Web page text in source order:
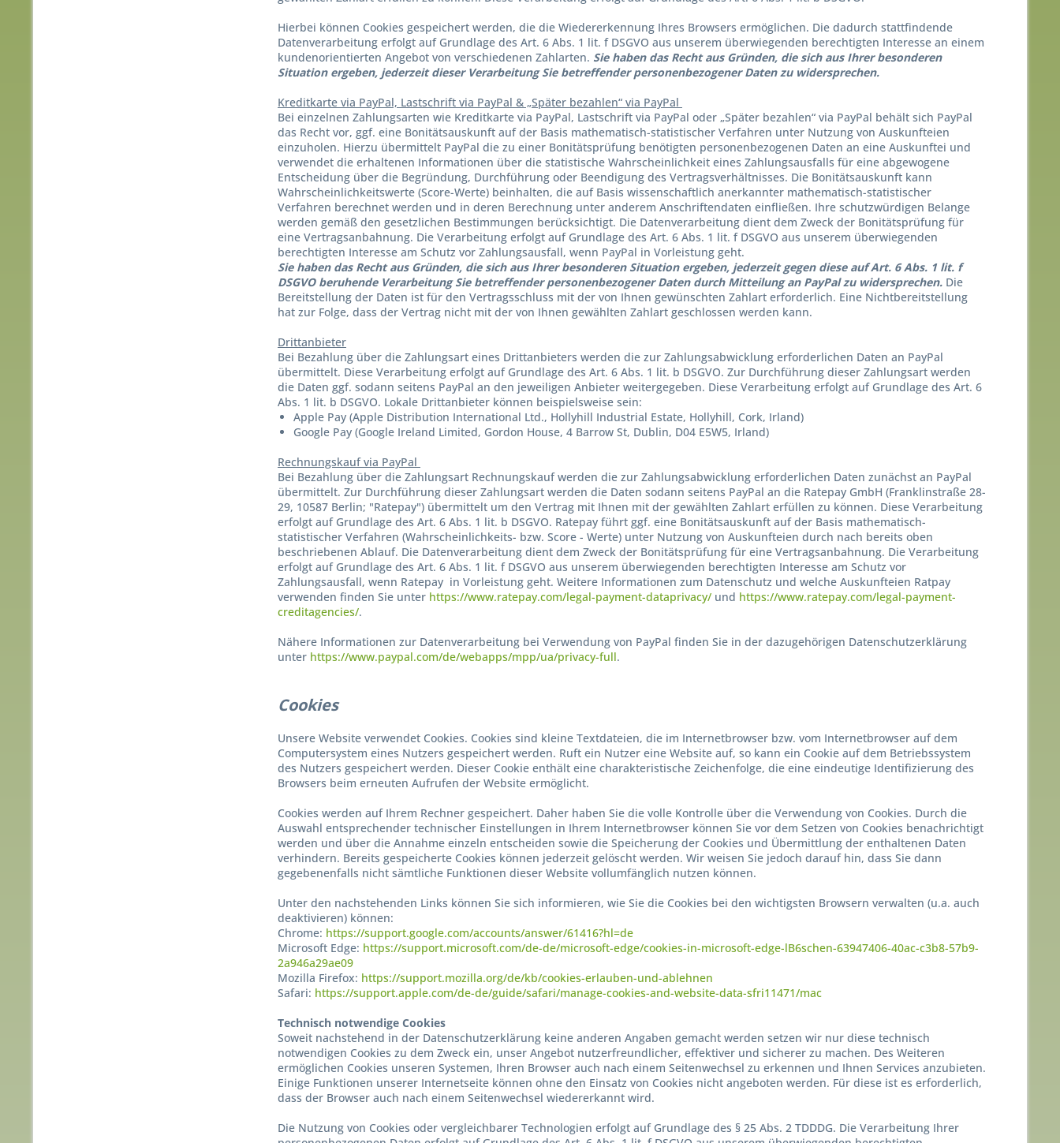
Hierbei können Cookies gespeichert werden, die die Wiedererkennung Ihres Browsers ermöglichen. Die dadurch stattfindende
Datenverarbeitung erfolgt auf Grundlage des Art. 6 Abs. 1 lit. f DSGVO aus unserem überwiegenden berechtigten Interesse an einem
kundenorientierten Angebot von verschiedenen Zahlarten. Sie haben das Recht aus Gründen, die sich aus Ihrer besonderen
Situation ergeben, jederzeit dieser Verarbeitung Sie betreffender personenbezogener Daten zu widersprechen.
Kreditkarte via PayPal, Lastschrift via PayPal & „Später bezahlen“ via PayPal
Bei einzelnen Zahlungsarten wie Kreditkarte via PayPal, Lastschrift via PayPal oder „Später bezahlen“ via PayPal behält sich PayPal
das Recht vor, ggf. eine Bonitätsauskunft auf der Basis mathematisch-statistischer Verfahren unter Nutzung von Auskunfteien
einzuholen. Hierzu übermittelt PayPal die zu einer Bonitätsprüfung benötigten personenbezogenen Daten an eine Auskunftei und
verwendet die erhaltenen Informationen über die statistische Wahrscheinlichkeit eines Zahlungsausfalls für eine abgewogene
Entscheidung über die Begründung, Durchführung oder Beendigung des Vertragsverhältnisses. Die Bonitätsauskunft kann
Wahrscheinlichkeitswerte (Score-Werte) beinhalten, die auf Basis wissenschaftlich anerkannter mathematisch-statistischer
Verfahren berechnet werden und in deren Berechnung unter anderem Anschriftendaten einfließen. Ihre schutzwürdigen Belange
werden gemäß den gesetzlichen Bestimmungen berücksichtigt. Die Datenverarbeitung dient dem Zweck der Bonitätsprüfung für
eine Vertragsanbahnung. Die Verarbeitung erfolgt auf Grundlage des Art. 6 Abs. 1 lit. f DSGVO aus unserem überwiegenden
berechtigten Interesse am Schutz vor Zahlungsausfall, wenn PayPal in Vorleistung geht.
Sie haben das Recht aus Gründen, die sich aus Ihrer besonderen Situation ergeben, jederzeit gegen diese auf Art. 6 Abs. 1 lit. f
DSGVO beruhende Verarbeitung Sie betreffender personenbezogener Daten durch Mitteilung an PayPal zu widersprechen. Die
Bereitstellung der Daten ist für den Vertragsschluss mit der von Ihnen gewünschten Zahlart erforderlich. Eine Nichtbereitstellung
hat zur Folge, dass der Vertrag nicht mit der von Ihnen gewählten Zahlart geschlossen werden kann.
Drittanbieter
Bei Bezahlung über die Zahlungsart eines Drittanbieters werden die zur Zahlungsabwicklung erforderlichen Daten an PayPal
übermittelt. Diese Verarbeitung erfolgt auf Grundlage des Art. 6 Abs. 1 lit. b DSGVO. Zur Durchführung dieser Zahlungsart werden
die Daten ggf. sodann seitens PayPal an den jeweiligen Anbieter weitergegeben. Diese Verarbeitung erfolgt auf Grundlage des Art. 6
Abs. 1 lit. b DSGVO. Lokale Drittanbieter können beispielsweise sein:
Apple Pay (Apple Distribution International Ltd., Hollyhill Industrial Estate, Hollyhill, Cork, Irland)
Google Pay (Google Ireland Limited, Gordon House, 4 Barrow St, Dublin, D04 E5W5, Irland)
Rechnungskauf via PayPal
Bei Bezahlung über die Zahlungsart Rechnungskauf werden die zur Zahlungsabwicklung erforderlichen Daten zunächst an PayPal
übermittelt. Zur Durchführung dieser Zahlungsart werden die Daten sodann seitens PayPal an die Ratepay GmbH (Franklinstraße 28-
29, 10587 Berlin; "Ratepay") übermittelt um den Vertrag mit Ihnen mit der gewählten Zahlart erfüllen zu können. Diese Verarbeitung
erfolgt auf Grundlage des Art. 6 Abs. 1 lit. b DSGVO. Ratepay führt ggf. eine Bonitätsauskunft auf der Basis mathematisch-
statistischer Verfahren (Wahrscheinlichkeits- bzw. Score - Werte) unter Nutzung von Auskunfteien durch nach bereits oben
beschriebenen Ablauf. Die Datenverarbeitung dient dem Zweck der Bonitätsprüfung für eine Vertragsanbahnung. Die Verarbeitung
erfolgt auf Grundlage des Art. 6 Abs. 1 lit. f DSGVO aus unserem überwiegenden berechtigten Interesse am Schutz vor
Zahlungsausfall, wenn Ratepay in Vorleistung geht. Weitere Informationen zum Datenschutz und welche Auskunfteien Ratpay
verwenden finden Sie unter https://www.ratepay.com/legal-payment-dataprivacy/ und https://www.ratepay.com/legal-payment-
creditagencies/.
Nähere Informationen zur Datenverarbeitung bei Verwendung von PayPal finden Sie in der dazugehörigen Datenschutzerklärung
unter https://www.paypal.com/de/webapps/mpp/ua/privacy-full.
Cookies
Unsere Website verwendet Cookies. Cookies sind kleine Textdateien, die im Internetbrowser bzw. vom Internetbrowser auf dem
Computersystem eines Nutzers gespeichert werden. Ruft ein Nutzer eine Website auf, so kann ein Cookie auf dem Betriebssystem
des Nutzers gespeichert werden. Dieser Cookie enthält eine charakteristische Zeichenfolge, die eine eindeutige Identifizierung des
Browsers beim erneuten Aufrufen der Website ermöglicht.
Cookies werden auf Ihrem Rechner gespeichert. Daher haben Sie die volle Kontrolle über die Verwendung von Cookies. Durch die
Auswahl entsprechender technischer Einstellungen in Ihrem Internetbrowser können Sie vor dem Setzen von Cookies benachrichtigt
werden und über die Annahme einzeln entscheiden sowie die Speicherung der Cookies und Übermittlung der enthaltenen Daten
verhindern. Bereits gespeicherte Cookies können jederzeit gelöscht werden. Wir weisen Sie jedoch darauf hin, dass Sie dann
gegebenenfalls nicht sämtliche Funktionen dieser Website vollumfänglich nutzen können.
Unter den nachstehenden Links können Sie sich informieren, wie Sie die Cookies bei den wichtigsten Browsern verwalten (u.a. auch
deaktivieren) können:
Chrome: https://support.google.com/accounts/answer/61416?hl=de
Microsoft Edge: https://support.microsoft.com/de-de/microsoft-edge/cookies-in-microsoft-edge-lB6schen-63947406-40ac-c3b8-57b9-
2a946a29ae09
Mozilla Firefox: https://support.mozilla.org/de/kb/cookies-erlauben-und-ablehnen
Safari: https://support.apple.com/de-de/guide/safari/manage-cookies-and-website-data-sfri11471/mac
Technisch notwendige Cookies
Soweit nachstehend in der Datenschutzerklärung keine anderen Angaben gemacht werden setzen wir nur diese technisch
notwendigen Cookies zu dem Zweck ein, unser Angebot nutzerfreundlicher, effektiver und sicherer zu machen. Des Weiteren
ermöglichen Cookies unseren Systemen, Ihren Browser auch nach einem Seitenwechsel zu erkennen und Ihnen Services anzubieten.
Einige Funktionen unserer Internetseite können ohne den Einsatz von Cookies nicht angeboten werden. Für diese ist es erforderlich,
dass der Browser auch nach einem Seitenwechsel wiedererkannt wird.
Die Nutzung von Cookies oder vergleichbarer Technologien erfolgt auf Grundlage des § 25 Abs. 2 TDDDG. Die Verarbeitung Ihrer